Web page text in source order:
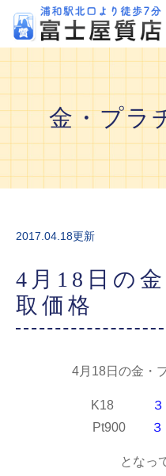
金・プラ
2017.04.18更新
4月18日の
取価格
4月18日の金・
K18
Pt900
となっ